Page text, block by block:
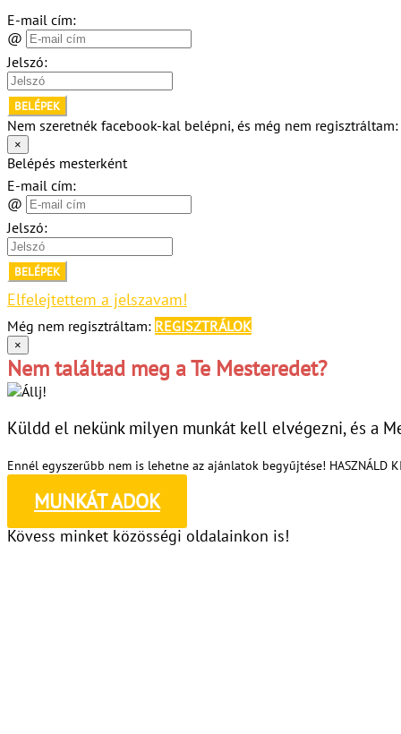
E-mail cím:
@
Jelszó:
BELÉPEK
Nem szeretnék facebook-kal belépni, és még nem regisztráltam:
×
Belépés mesterként
E-mail cím:
@
Jelszó:
BELÉPEK
Elfelejtettem a jelszavam!
Még nem regisztráltam: REGISZTRÁLOK
×
Nem találtad meg a Te Mesteredet?
Küldd el nekünk milyen munkát kell elvégezni, és a
Ennél egyszerűbb nem is lehetne az ajánlatok begyűjtése! HASZNÁLD
MUNKÁT ADOK
Kövess minket közösségi oldalainkon is!